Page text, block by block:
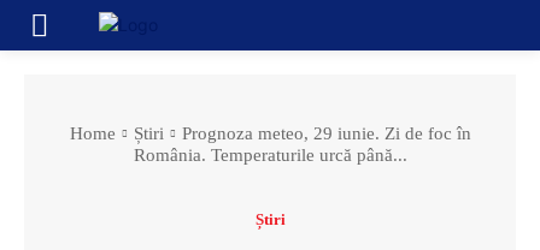
Home Știri
Prognoza meteo, 29 iunie. Zi de foc în
România. Temperaturile urcă până...
Știri